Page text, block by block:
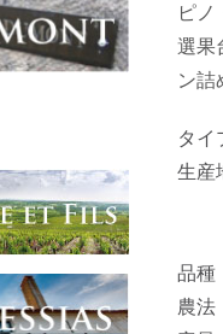
ピノ
選果
ン詰
タ
生産
コ
シ
品
農